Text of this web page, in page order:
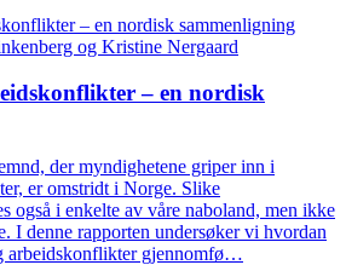
og Kristine Nergaard
– en nordisk
der myndighetene griper inn i
er omstridt i Norge. Slike
også i enkelte av våre naboland, men ikke
I denne rapporten undersøker vi hvordan
arbeidskonflikter gjennomfø…